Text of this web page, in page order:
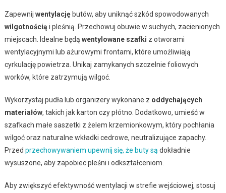
Zapewnij wentylacjębutów, aby uniknąć szkód spowodowanych
wilgotnością i pleśnią. Przechowuj obuwie w suchych, zacienionych
miejscach. Idealne będą wentylowane szafki z otworami
wentylacyjnymi lub ażurowymi frontami, które umożliwiają
cyrkulację powietrza. Unikaj zamykanych szczelnie foliowych
worków, które zatrzymują wilgoć.
Wykorzystaj pudła lub organizery wykonane z oddychających
materiałów, takich jak karton czy płótno. Dodatkowo, umieść w
szafkach małe saszetki z żelem krzemionkowym, który pochłania
wilgoć oraz naturalne wkładki cedrowe, neutralizujące zapachy.
Przed przechowywaniem upewnij się, że buty są dokładnie
wysuszone, aby zapobiec pleśni i odkształceniom.
Aby zwiększyć efektywność wentylacji w strefie wejściowej, stosuj